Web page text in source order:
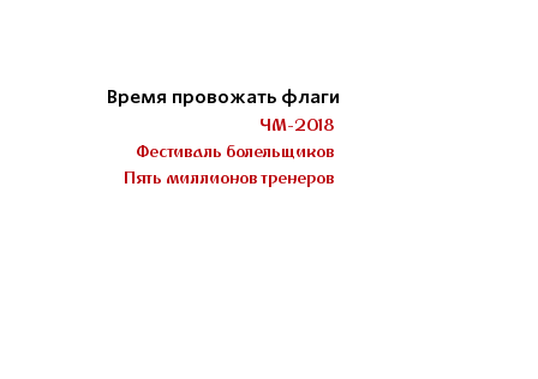
Время провожать флаги
ЧМ-2018
Фестиваль болельщиков
Пять миллионов тренеров